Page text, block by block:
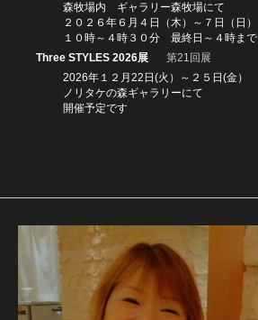
森牧場内 ギャラリー森牧場にて
２０２６年６月４日（木）～７日（日）
１０時～４時３０分 最終日～４時まで
Three STYLES 2026展
第21回展
2026年１２月22日(火）～２５日(金）
ノリタケの森ギャラリーにて
開催予定です